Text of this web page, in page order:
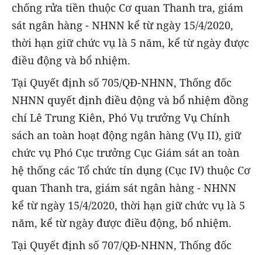
chống rửa tiền thuộc Cơ quan Thanh tra, giám
sát ngân hàng - NHNN kể từ ngày 15/4/2020,
thời hạn giữ chức vụ là 5 năm, kể từ ngày được
điều động và bổ nhiệm.
Tại Quyết định số 705/QĐ-NHNN, Thống đốc
NHNN quyết định điều động và bổ nhiệm đồng
chí Lê Trung Kiên, Phó Vụ trưởng Vụ Chính
sách an toàn hoạt động ngân hàng (Vụ II), giữ
chức vụ Phó Cục trưởng Cục Giám sát an toàn
hệ thống các Tổ chức tín dụng (Cục IV) thuộc Cơ
quan Thanh tra, giám sát ngân hàng - NHNN
kể từ ngày 15/4/2020, thời hạn giữ chức vụ là 5
năm, kể từ ngày được điều động, bổ nhiệm.
Tại Quyết định số 707/QĐ-NHNN, Thống đốc